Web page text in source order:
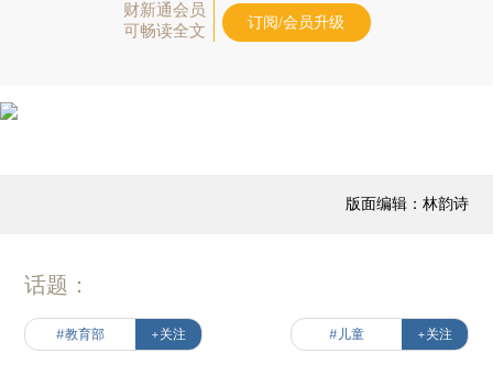
财新通会员
可畅读全文
订阅/会员升级
版面编辑：林韵诗
话题：
#教育部 +关注 #儿童 +关注